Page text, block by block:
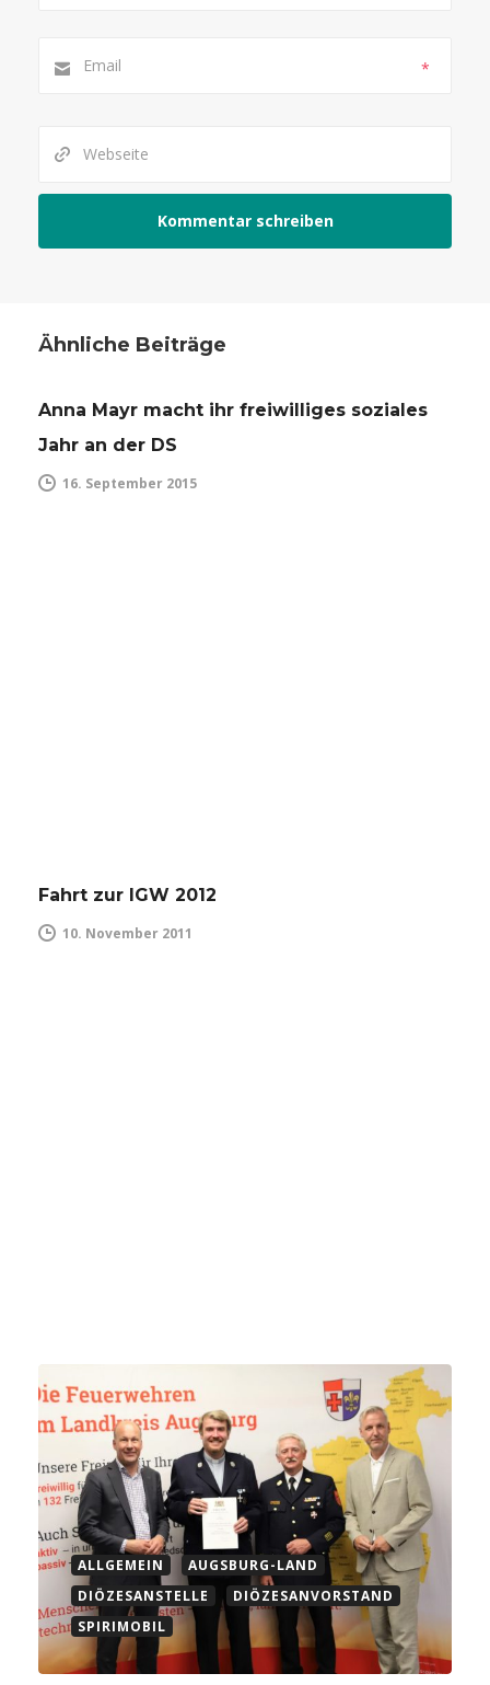
*
Ähnliche Beiträge
Anna Mayr macht ihr freiwilliges soziales
Jahr an der DS
16. September 2015
Fahrt zur IGW 2012
10. November 2011
ALLGEMEIN
AUGSBURG-LAND
DIÖZESANSTELLE
DIÖZESANVORSTAND
SPIRIMOBIL